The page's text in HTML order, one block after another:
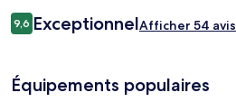
métro Hôtel de Ville - Louis Pradel se
Avis
voyageurs
9,69,6 sur 10
ExceptionnelAfficher 54 avis
Équipements populaires